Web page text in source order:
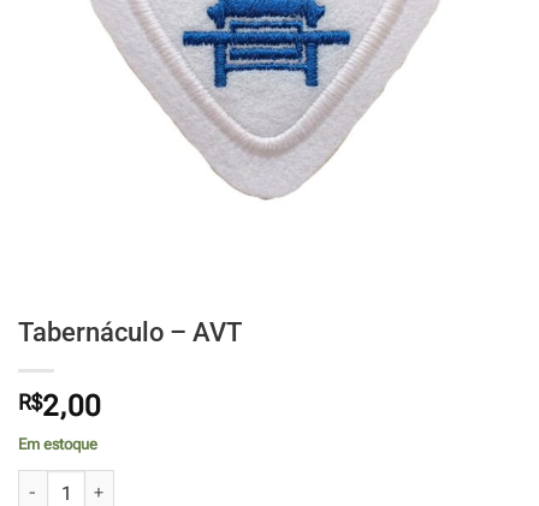
Tabernáculo – AVT
R$2,00
Em estoque
Tabernáculo - AVT quantidade